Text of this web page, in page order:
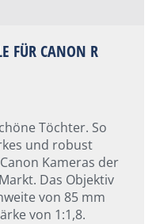
FÜR CANON R
Töchter. So
und robust
Kameras der
Das Objektiv
von 85 mm
von 1:1,8.